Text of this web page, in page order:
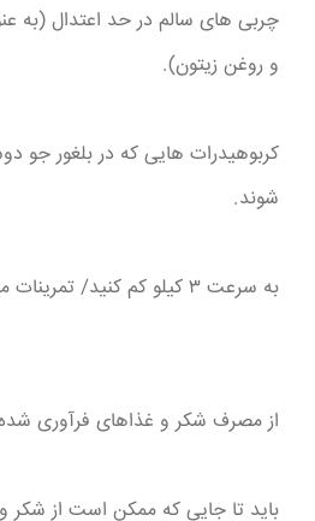
چربی های سالم در حد اعتدال (به
و روغن زیتون).
کربوهیدرات هایی که در بلغور جو
شوند.
به سرعت ۳ کیلو کم کنید/ تمرینات موثر در کاهش وزن فوری
از مصرف شکر و غذاهای فرآوری
باید تا جایی که ممکن است از شکر